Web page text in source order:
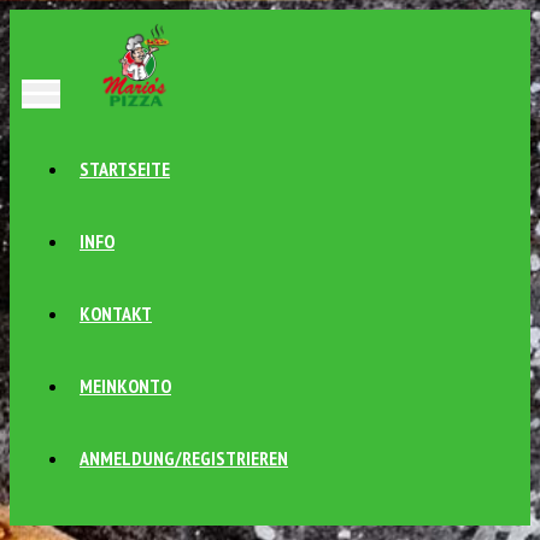
STARTSEITE
INFO
KONTAKT
MEINKONTO
ANMELDUNG/REGISTRIEREN